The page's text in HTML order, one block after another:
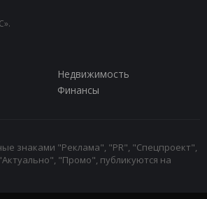
Недвижимость
Финансы
знаками "Реклама", "PR", "Спецпроект",
"Промо", публикуются на